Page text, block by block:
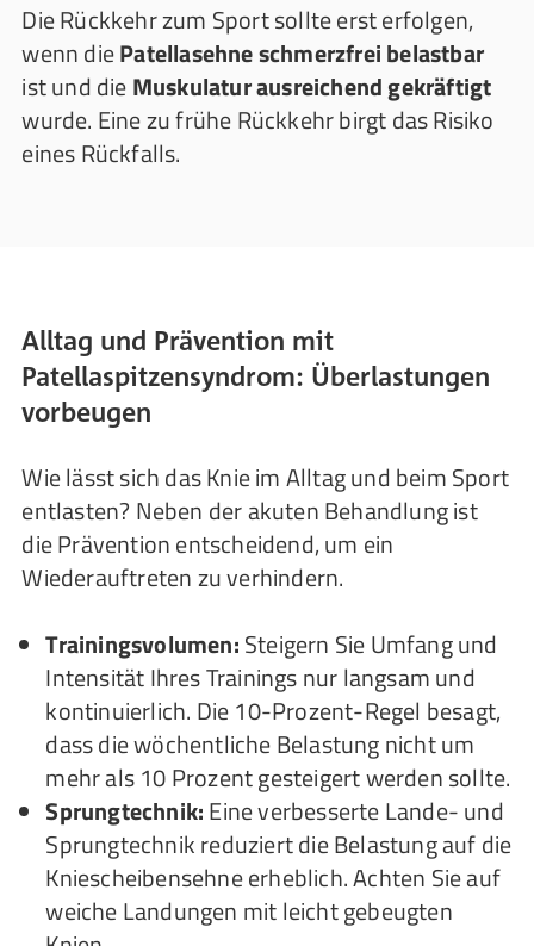
Die Rückkehr zum Sport sollte erst erfolgen,
wenn diePatellasehne schmerzfrei belastbar
ist und dieMuskulatur ausreichend gekräftigt
wurde. Eine zu frühe Rückkehr birgt das Risiko
eines Rückfalls.
Alltag und Prävention mit
Patellaspitzensyndrom: Überlastungen
vorbeugen
Wie lässt sich das Knie im Alltag und beim Sport
entlasten? Neben der akuten Behandlung ist
die Prävention entscheidend, um ein
Wiederauftreten zu verhindern.
Trainingsvolumen:Steigern Sie Umfang und
Intensität Ihres Trainings nur langsam und
kontinuierlich. Die 10-Prozent-Regel besagt,
dass die wöchentliche Belastung nicht um
mehr als 10 Prozent gesteigert werden sollte.
Sprungtechnik:Eine verbesserte Lande- und
Sprungtechnik reduziert die Belastung auf die
Kniescheibensehne erheblich. Achten Sie auf
weiche Landungen mit leicht gebeugten